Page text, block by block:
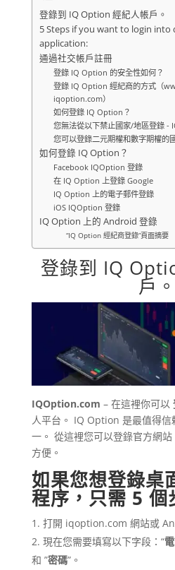
登錄到 IQ Option 經紀人帳戶。
5 Steps if you want to login
application:
通過社交帳戶註冊
登錄 IQ Option 的安全性如何？
登錄 IQ Option 經紀商的方式（
iqoption.com）
如何登錄 IQ Option？
您無法從以下禁止國家/地區登錄 -
您可以登錄二元期權和數字期權的
如何登錄 IQ Option？
Facebook IQOption 登錄
在 IQ Option 上登錄 Google
IQ Option 上的電子郵件登錄
iOS IQOption 登錄
IQ Option 上的 Android 登錄
“IQ Option 經紀商登錄”頁面摘要
登錄到 IQ
戶。
IQOption.com – 在這裡你可以
人平台。 IQ Option 是最值得信
一。 從這裡您可以登錄官方網
方便。
如果您想登錄桌
程序，只需 5 個
打開 iqoption.com 網站或
現在您需要填寫以下字段：“
和 ”密碼”。